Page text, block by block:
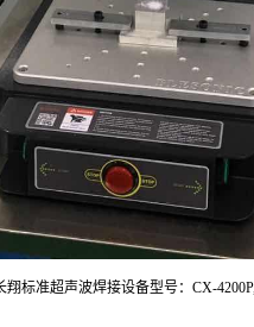
准超声波焊接设备型号：CX-4200P,